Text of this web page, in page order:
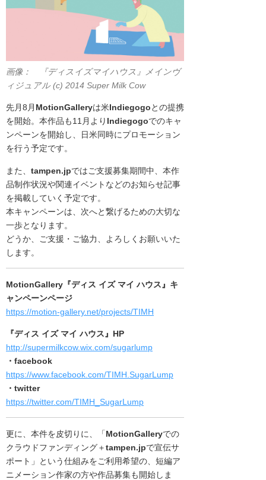
画像： 『ディスイズマイハウス』メインヴ
ィジュアル (c) 2014 Super Milk Cow
先月8月 MotionGalleryは米Indiegogoとの提携
を開始。 本作品も11月より Indiegogoでのキャ
ンペーンを開始し、日米同時にプロモーション
を行う予定です。
また、 tampen.jpではご支援募集期間中、本作
品制作状況や関連イベントなどのお知らせ記事
を掲載していく予定です。
本キャンペーンは、次へと繋げるための大切な
一歩となります。
どうか、ご支援・ご協力、よろしくお願いいた
します。
MotionGallery『ディス イズ マイ ハウス』キ
ャンペーンページ
https://motion-gallery.net/projects/TIMH
『ディス イズ マイ ハウス』HP
http://supermilkcow.wix.com/sugarlump
・facebook
https://www.facebook.com/TIMH.SugarLump
・twitter
https://twitter.com/TIMH_SugarLump
更に、本件を皮切りに、「MotionGalleryでの
クラウドファンディング＋tampen.jpで宣伝サ
ポート」という仕組みをご利用希望の、短編ア
ニメーション作家の方や作品募集も開始しま